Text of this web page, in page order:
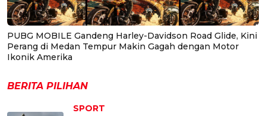
PUBG MOBILE Gandeng Harley-Davidson Road Glide, Kini
Perang di Medan Tempur Makin Gagah dengan Motor
Ikonik Amerika
BERITA PILIHAN
SPORT